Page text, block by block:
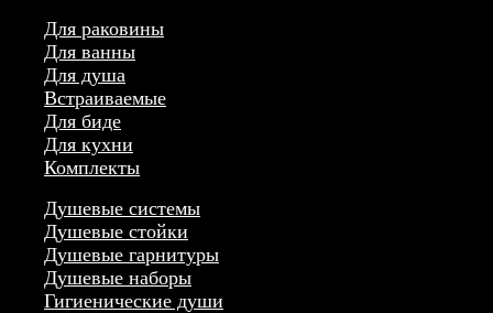
Для раковины
Для ванны
Для душа
Встраиваемые
Для биде
Для кухни
Комплекты
Душевые системы
Душевые стойки
Душевые гарнитуры
Душевые наборы
Гигиенические души